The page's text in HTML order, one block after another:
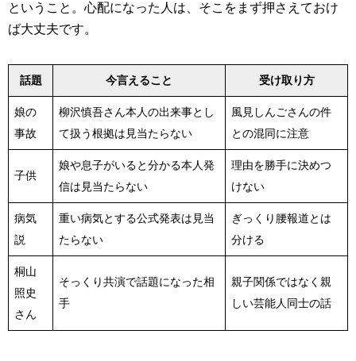
ということ。心配になった人は、そこをまず押さえておけ
ば大丈夫です。
話題 今言えること 受け取り方
娘の
事故
柳沢慎吾さん本人の出来事とし
て扱う根拠は見当たらない
風見しんごさんの件
との混同に注意
子供
娘や息子がいると分かる本人発
信は見当たらない
理由を勝手に決めつ
けない
病気
説
重い病気とする公式発表は見当
たらない
ぎっくり腰報道とは
分ける
桐山
照史
さん
そっくり共演で話題になった相
手
親子関係ではなく親
しい芸能人同士の話